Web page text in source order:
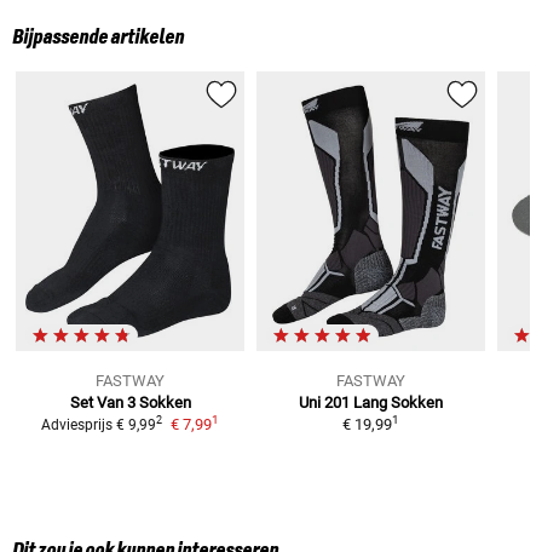
Bijpassende artikelen
FASTWAY
Set Van 3 Sokken
Adviesprijs € 9,992 € 7,991
FASTWAY
Uni 201 Lang Sokken
€ 19,991